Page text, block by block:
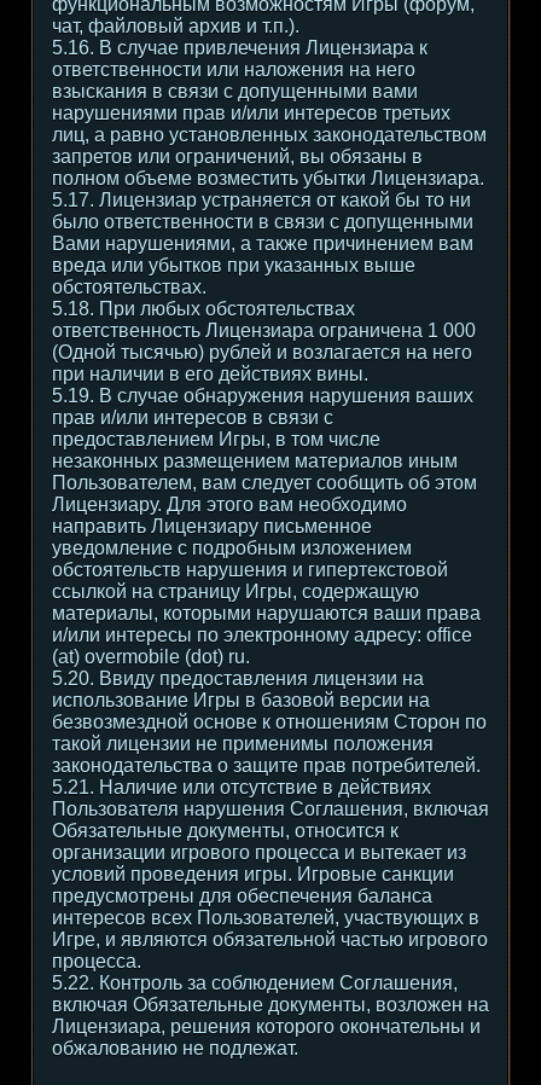
функциональным возможностям Игры (форум,
чат, файловый архив и т.п.).
5.16. В случае привлечения Лицензиара к
ответственности или наложения на него
взыскания в связи с допущенными вами
нарушениями прав и/или интересов третьих
лиц, а равно установленных законодательством
запретов или ограничений, вы обязаны в
полном объеме возместить убытки Лицензиара.
5.17. Лицензиар устраняется от какой бы то ни
было ответственности в связи с допущенными
Вами нарушениями, а также причинением вам
вреда или убытков при указанных выше
обстоятельствах.
5.18. При любых обстоятельствах
ответственность Лицензиара ограничена 1 000
(Одной тысячью) рублей и возлагается на него
при наличии в его действиях вины.
5.19. В случае обнаружения нарушения ваших
прав и/или интересов в связи с
предоставлением Игры, в том числе
незаконных размещением материалов иным
Пользователем, вам следует сообщить об этом
Лицензиару. Для этого вам необходимо
направить Лицензиару письменное
уведомление с подробным изложением
обстоятельств нарушения и гипертекстовой
ссылкой на страницу Игры, содержащую
материалы, которыми нарушаются ваши права
и/или интересы по электронному адресу: office
(at) overmobile (dot) ru.
5.20. Ввиду предоставления лицензии на
использование Игры в базовой версии на
безвозмездной основе к отношениям Сторон по
такой лицензии не применимы положения
законодательства о защите прав потребителей.
5.21. Наличие или отсутствие в действиях
Пользователя нарушения Соглашения, включая
Обязательные документы, относится к
организации игрового процесса и вытекает из
условий проведения игры. Игровые санкции
предусмотрены для обеспечения баланса
интересов всех Пользователей, участвующих в
Игре, и являются обязательной частью игрового
процесса.
5.22. Контроль за соблюдением Соглашения,
включая Обязательные документы, возложен на
Лицензиара, решения которого окончательны и
обжалованию не подлежат.